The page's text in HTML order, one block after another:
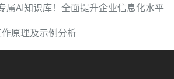
属AI知识库！全面提升企业信息化水平
原理及示例分析